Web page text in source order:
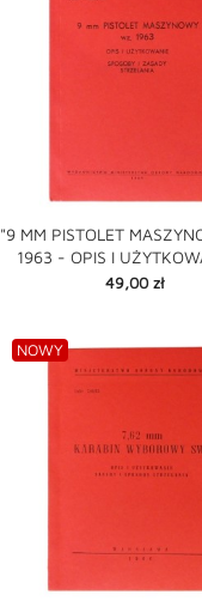
"9 MM PISTOLET
1963 - OPIS I
Cena
49,00 zł
shopping_cart
NOWY